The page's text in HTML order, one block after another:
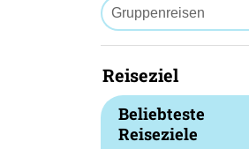
Reiseziel
Beliebteste
Reiseziele